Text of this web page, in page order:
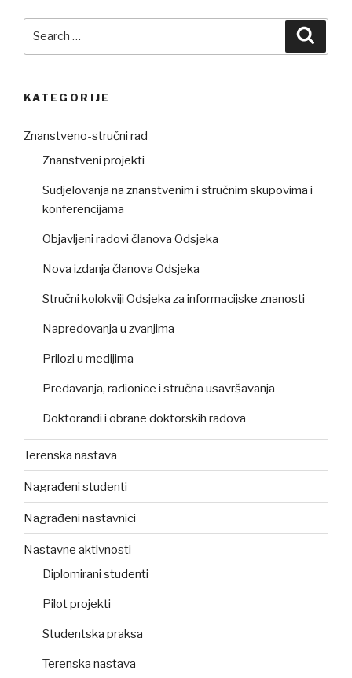
KATEGORIJE
Znanstveno-stručni rad
Znanstveni projekti
Sudjelovanja na znanstvenim i stručnim skupovima i
konferencijama
Objavljeni radovi članova Odsjeka
Nova izdanja članova Odsjeka
Stručni kolokviji Odsjeka za informacijske znanosti
Napredovanja u zvanjima
Prilozi u medijima
Predavanja, radionice i stručna usavršavanja
Doktorandi i obrane doktorskih radova
Terenska nastava
Nagrađeni studenti
Nagrađeni nastavnici
Nastavne aktivnosti
Diplomirani studenti
Pilot projekti
Studentska praksa
Terenska nastava